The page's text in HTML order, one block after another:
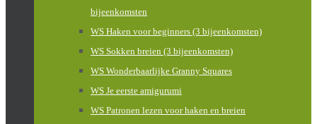
bijeenkomsten
WS Haken voor beginners (3 bijeenkomsten)
WS Sokken breien (3 bijeenkomsten)
WS Wonderbaarlijke Granny Squares
WS Je eerste amigurumi
WS Patronen lezen voor haken en breien